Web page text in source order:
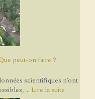
peut-on faire ?
scientifiques n’ont
... Lire la suite